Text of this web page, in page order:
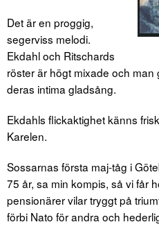
Det är en proggig,
segerviss melodi.
Ekdahl och Ritschards
röster är högt mixade och
deras intima gladsång.
Ekdahls flickaktighet känns
Karelen.
Sossarnas första maj-tåg i
75 år, sa min kompis, så vi får
pensionärer vilar tryggt på
förbi Nato för andra och